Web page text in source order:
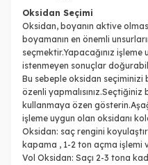
Oksidan Seçimi
Oksidan, boyanın aktive
boyamanın en önemli
seçmektir.Yapacağınız
istenmeyen sonuçlar
Bu sebeple oksidan
özenli
kullanmaya özen
işleme uygun olan oksidanı
Oksidan: saç rengini
kapama , 1-2 ton açma işlemi
Vol Oksidan: Saçı 2-3 tona